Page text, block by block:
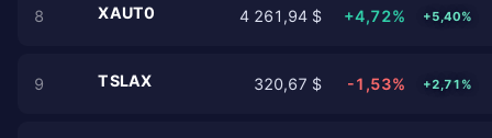
8 XAUT0 4 261,94 $ +4,72% +5,40%
9 TSLAX 320,67 $ -1,53% +2,71%